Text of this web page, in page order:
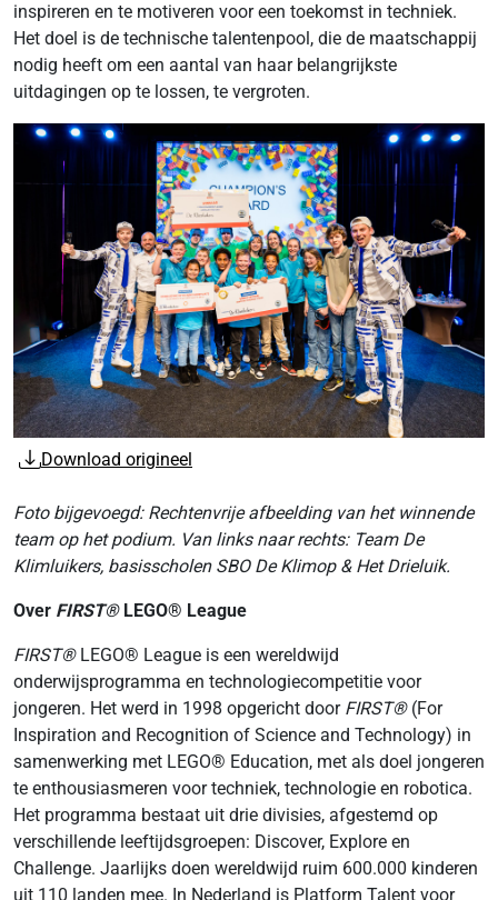
inspireren en te motiveren voor een toekomst in techniek.
Het doel is de technische talentenpool, die de maatschappij
nodig heeft om een aantal van haar belangrijkste
uitdagingen op te lossen, te vergroten.
Download origineel
Foto bijgevoegd: Rechtenvrije afbeelding van het winnende
team op het podium. Van links naar rechts: Team De
Klimluikers, basisscholen SBO De Klimop & Het Drieluik.
Over FIRST®LEGO® League
FIRST®LEGO® League is een wereldwijd
onderwijsprogramma en technologiecompetitie voor
jongeren. Het werd in 1998 opgericht door FIRST®(For
Inspiration and Recognition of Science and Technology) in
samenwerking met LEGO® Education, met als doel jongeren
te enthousiasmeren voor techniek, technologie en robotica.
Het programma bestaat uit drie divisies, afgestemd op
verschillende leeftijdsgroepen: Discover, Explore en
Challenge. Jaarlijks doen wereldwijd ruim 600.000 kinderen
uit 110 landen mee. In Nederland is Platform Talent voor